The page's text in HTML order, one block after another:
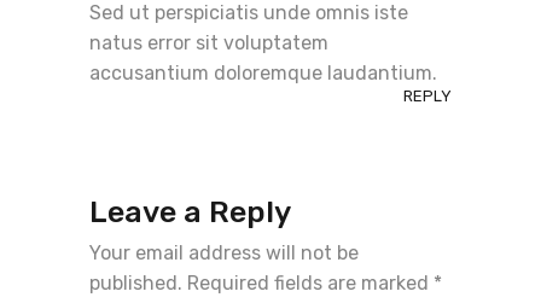
Sed ut perspiciatis unde omnis iste
natus error sit voluptatem
accusantium doloremque laudantium.
REPLY
Leave a Reply
Your email address will not be
published. Required fields are marked *